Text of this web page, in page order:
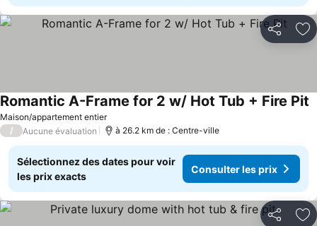
Partager
Maison/appartement entier
Romantic A-Frame for 2 w/ Hot Tub + Fire Pit
/ Aucune évaluation à 26.2 km de : Centre-ville
Sélectionnez des dates pour voir
les prix exacts
Consulter les prix
Partager